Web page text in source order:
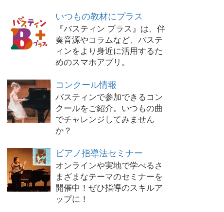
いつもの教材にプラス
『バスティン プラス』は、伴
奏音源やコラムなど、バステ
ィンをより身近に活用するた
めのスマホアプリ。
コンクール情報
バスティンで参加できるコン
クールをご紹介。いつもの曲
でチャレンジしてみません
か？
ピアノ指導法セミナー
オンラインや実地で学べるさ
まざまなテーマのセミナーを
開催中！ぜひ指導のスキルア
ップに！